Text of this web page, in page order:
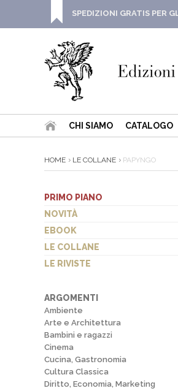
SPEDIZIONI GRATIS PER
CHI SIAMO CATALOGO
HOME LE COLLANE PAPYNGO
PRIMO PIANO
NOVITÀ
EBOOK
LE COLLANE
LE RIVISTE
ARGOMENTI
Ambiente
Arte e Architettura
Bambini e ragazzi
Cinema
Cucina, Gastronomia
Cultura Classica
Diritto, Economia, Marketing